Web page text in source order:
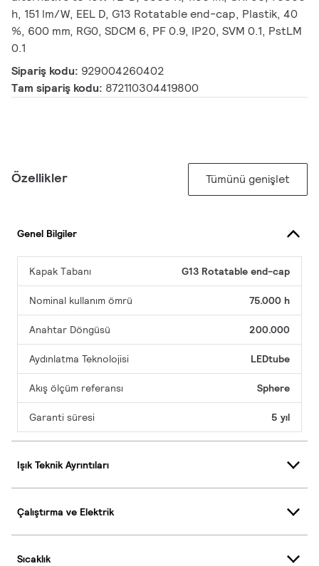
h, 151 lm/W, EEL D, G13 Rotatable end-cap, Plastik, 40
%, 600 mm, RG0, SDCM 6, PF 0.9, IP20, SVM 0.1, PstLM
0.1
Sipariş kodu: 929004260402
Tam sipariş kodu: 872110304419800
Özellikler Tümünü genişlet
Genel Bilgiler
Kapak Tabanı G13 Rotatable end-cap
Nominal kullanım ömrü 75.000 h
Anahtar Döngüsü 200.000
Aydınlatma Teknolojisi LEDtube
Akış ölçüm referansı Sphere
Garanti süresi 5 yıl
Işık Teknik Ayrıntıları
Çalıştırma ve Elektrik
Sıcaklık